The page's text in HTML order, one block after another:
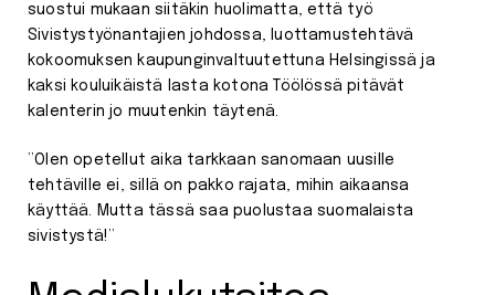
suostui mukaan siitäkin huolimatta, että työ
Sivistystyönantajien johdossa, luottamustehtävä
kokoomuksen kaupunginvaltuutettuna Helsingissä ja
kaksi kouluikäistä lasta kotona Töölössä pitävät
kalenterin jo muutenkin täytenä.
”Olen opetellut aika tarkkaan sanomaan uusille
tehtäville ei, sillä on pakko rajata, mihin aikaansa
käyttää. Mutta tässä saa puolustaa suomalaista
sivistystä!”